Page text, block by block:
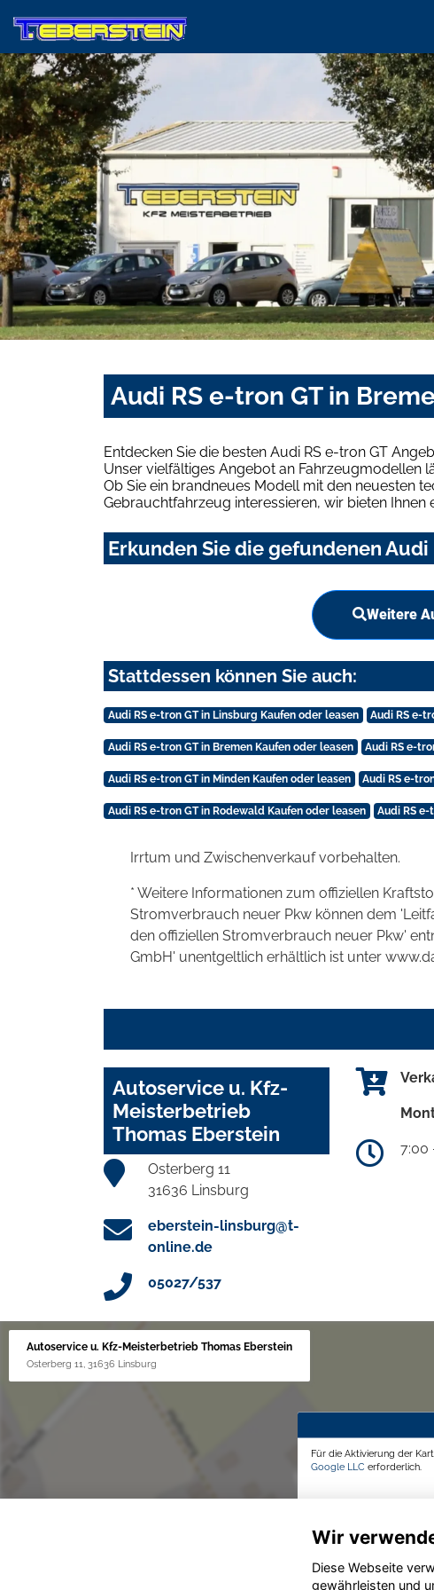
Audi RS e-tron GT in
Entdecken Sie die besten Audi RS e-tron GT
Unser vielfältiges Angebot an Fahrzeugmodellen
Ob Sie ein brandneues Modell mit den neuesten
Gebrauchtfahrzeug interessieren, wir bieten Ihnen
Erkunden Sie die gefundenen
Weitere
Stattdessen können Sie auch:
Audi RS e-tron GT in Linsburg Kaufen oder leasen Audi RS e-
Audi RS e-tron GT in Bremen Kaufen oder leasen Audi RS e-
Audi RS e-tron GT in Minden Kaufen oder leasen Audi RS e-
Audi RS e-tron GT in Rodewald Kaufen oder leasen Audi RS
Irrtum und Zwischenverkauf vorbehalten.
* Weitere Informationen zum offiziellen
Stromverbrauch neuer Pkw können dem
den offiziellen Stromverbrauch neuer Pkw'
GmbH' unentgeltlich erhältlich ist unter
Autoservice u. Kfz-
Meisterbetrieb
Thomas Eberstein
Osterberg 11
31636 Linsburg
eberstein-linsburg@t-
online.de
05027/537
7:00
Autoservice u. Kfz-Meisterbetrieb Thomas Eberstein
Osterberg 11, 31636 Linsburg
Für die Aktivierung der
Google LLC erforderlich.
Wir
Diese Webseite
gewährleisten und